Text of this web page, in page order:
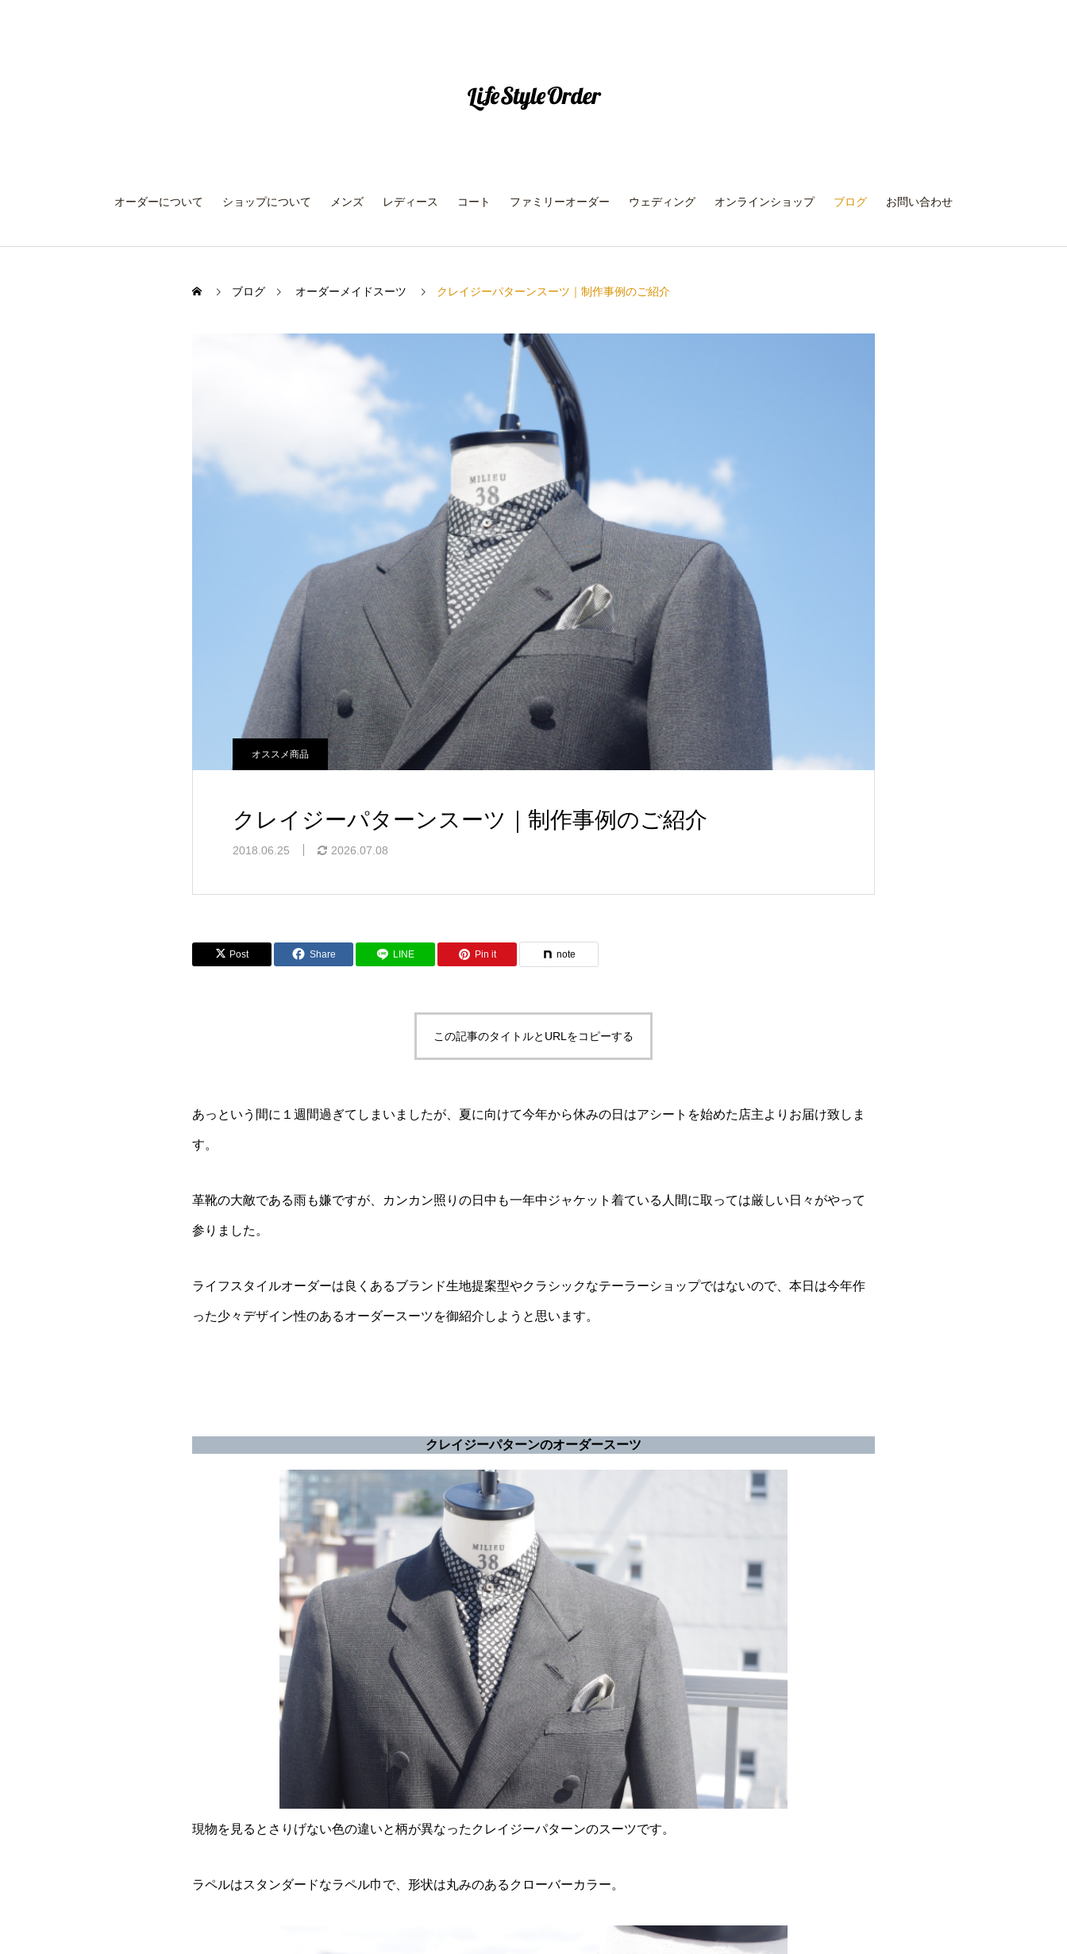
オーダーについて ショップについて メンズ レディース コート ファミリーオーダー ウェディング オンラインショップ ブログ お問い合わせ
ブログ オーダーメイドスーツ クレイジーパターンスーツ｜制作事例のご紹介
オススメ商品
クレイジーパターンスーツ｜制作事例のご紹介
2018.06.25 2026.07.08
Post Share LINE Pin it note
この記事のタイトルとURLをコピーする
あっという間に１週間過ぎてしまいましたが、夏に向けて今年から休みの日はアシートを始めた店主よりお届け致しま
す。
革靴の大敵である雨も嫌ですが、カンカン照りの日中も一年中ジャケット着ている人間に取っては厳しい日々がやって
参りました。
ライフスタイルオーダーは良くあるブランド生地提案型やクラシックなテーラーショップではないので、本日は今年作
った少々デザイン性のあるオーダースーツを御紹介しようと思います。
クレイジーパターンのオーダースーツ
現物を見るとさりげない色の違いと柄が異なったクレイジーパターンのスーツです。
ラペルはスタンダードなラペル巾で、形状は丸みのあるクローバーカラー。